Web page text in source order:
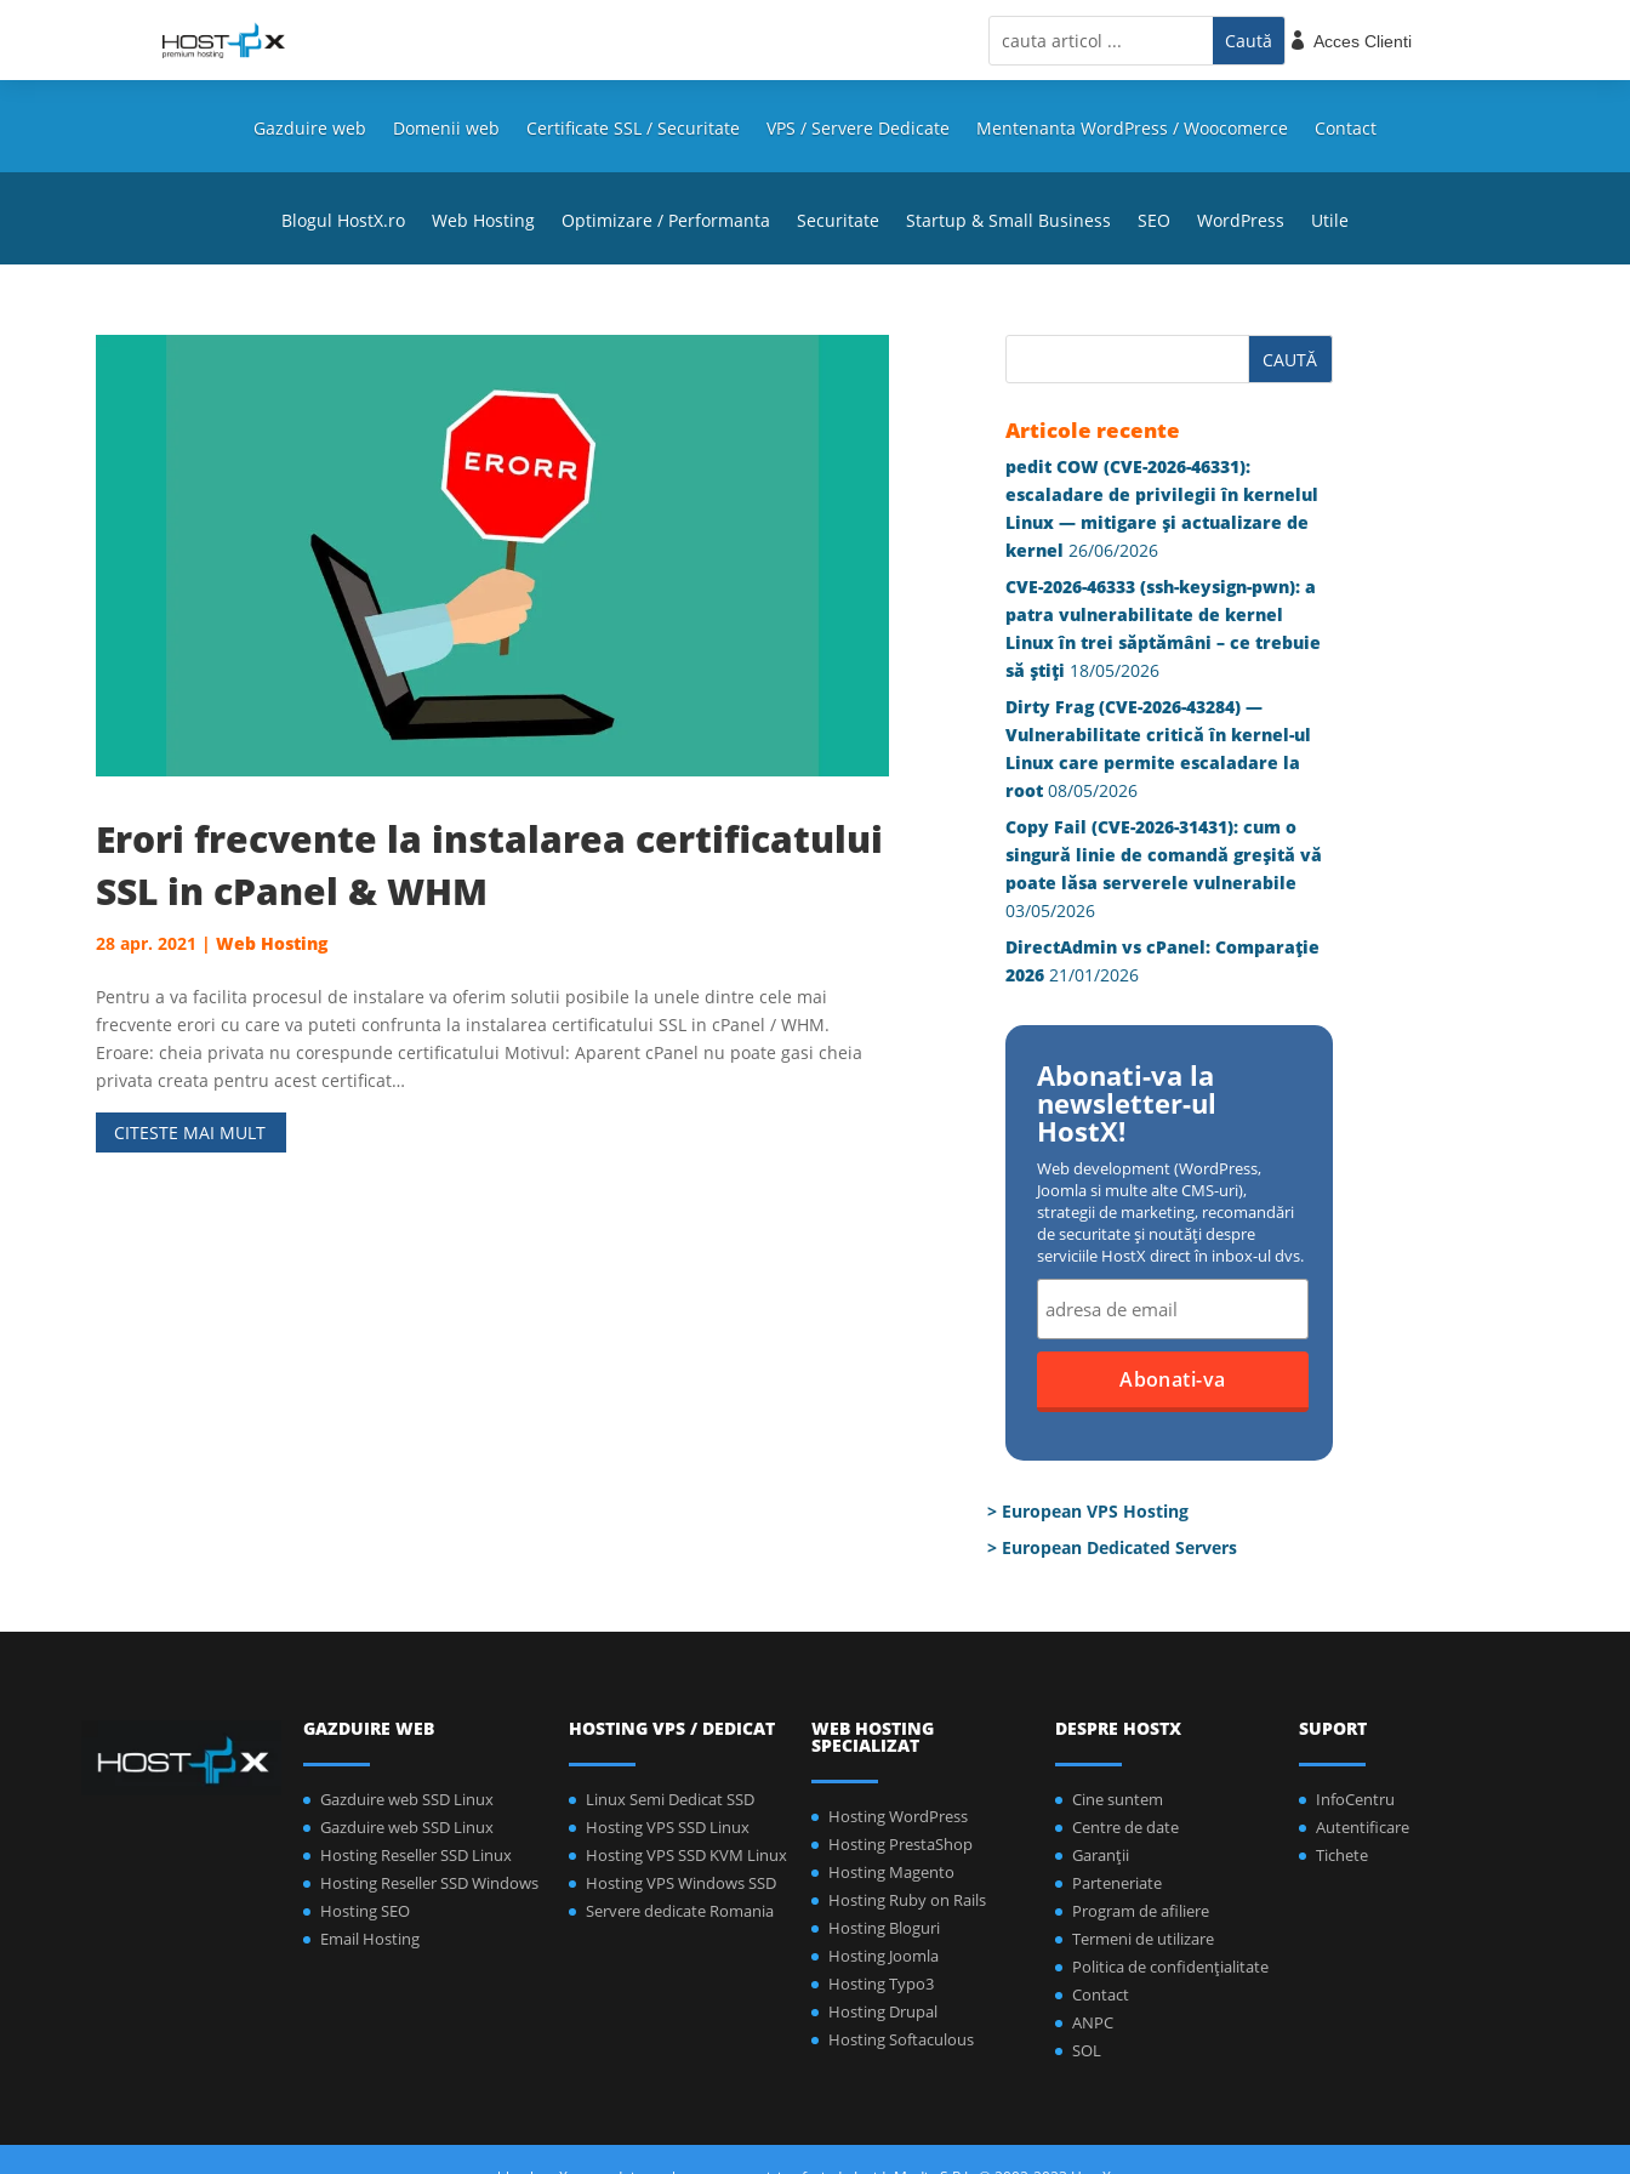
 Acces Clienti
Gazduire web Domenii web Certificate SSL / Securitate VPS / Servere Dedicate Mentenanta WordPress / Woocomerce Contact
Blogul HostX.ro Web Hosting Optimizare / Performanta Securitate Startup & Small Business SEO WordPress Utile
Erori frecvente la instalarea certificatului
SSL in cPanel & WHM
28 apr. 2021 | Web Hosting
Pentru a va facilita procesul de instalare va oferim solutii posibile la unele dintre cele mai
frecvente erori cu care va puteti confrunta la instalarea certificatului SSL in cPanel / WHM.
Eroare: cheia privata nu corespunde certificatului Motivul: Aparent cPanel nu poate gasi cheia
privata creata pentru acest certificat…
CITESTE MAI MULT
Articole recente
pedit COW (CVE-2026-46331):
escaladare de privilegii în kernelul
Linux — mitigare și actualizare de
kernel 26/06/2026
CVE-2026-46333 (ssh-keysign-pwn): a
patra vulnerabilitate de kernel
Linux în trei săptămâni – ce trebuie
să știți 18/05/2026
Dirty Frag (CVE-2026-43284) —
Vulnerabilitate critică în kernel-ul
Linux care permite escaladare la
root 08/05/2026
Copy Fail (CVE-2026-31431): cum o
singură linie de comandă greșită vă
poate lăsa serverele vulnerabile
03/05/2026
DirectAdmin vs cPanel: Comparație
2026 21/01/2026
Abonati-va la
newsletter-ul
HostX!
Web development (WordPress,
Joomla si multe alte CMS-uri),
strategii de marketing, recomandări
de securitate și noutăți despre
serviciile HostX direct în inbox-ul dvs.
> European VPS Hosting
> European Dedicated Servers
GAZDUIRE WEB
Gazduire web SSD Linux
Gazduire web SSD Linux
Hosting Reseller SSD Linux
Hosting Reseller SSD Windows
Hosting SEO
Email Hosting
HOSTING VPS / DEDICAT
Linux Semi Dedicat SSD
Hosting VPS SSD Linux
Hosting VPS SSD KVM Linux
Hosting VPS Windows SSD
Servere dedicate Romania
WEB HOSTING
SPECIALIZAT
Hosting WordPress
Hosting PrestaShop
Hosting Magento
Hosting Ruby on Rails
Hosting Bloguri
Hosting Joomla
Hosting Typo3
Hosting Drupal
Hosting Softaculous
DESPRE HOSTX
Cine suntem
Centre de date
Garanţii
Parteneriate
Program de afiliere
Termeni de utilizare
Politica de confidenţialitate
Contact
ANPC
SOL
SUPORT
InfoCentru
Autentificare
Tichete